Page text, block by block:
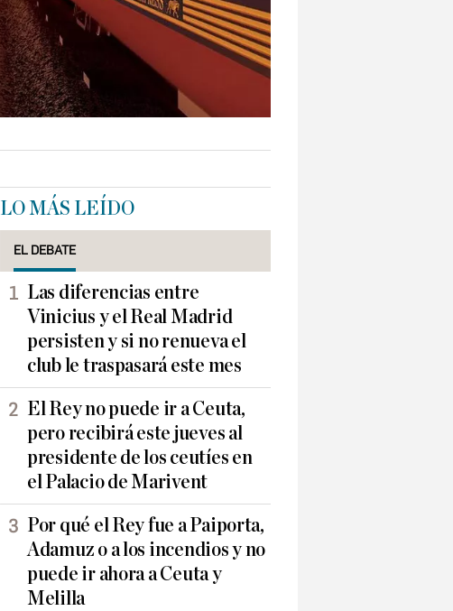
LO MÁS LEÍDO
EL DEBATE
Las diferencias entre
Vinicius y el Real Madrid
persisten y si no renueva el
club le traspasará este mes
El Rey no puede ir a Ceuta,
pero recibirá este jueves al
presidente de los ceutíes en
el Palacio de Marivent
Por qué el Rey fue a Paiporta,
Adamuz o a los incendios y no
puede ir ahora a Ceuta y
Melilla